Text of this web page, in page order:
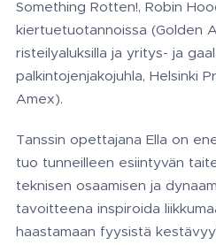
Something Rotten!, Robin
kiertuetuotannoissa (Golden
risteilyaluksilla ja yritys- ja
palkintojenjakojuhla, Helsinki
Amex).
Tanssin opettajana Ella on
tuo tunneilleen esiintyvän
teknisen osaamisen ja
tavoitteena inspiroida
haastamaan fyysistä